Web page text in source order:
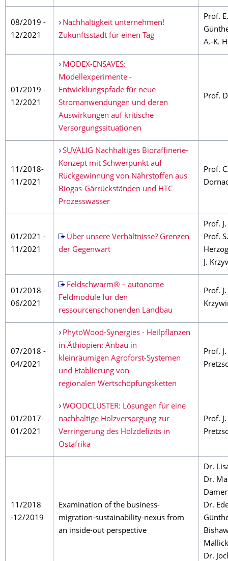
08/2019 -
12/2021
Nachhaltigkeit unternehmen!
Zukunftsstadt für einen Tag
Prof. E.
A.-K.
01/2019 -
12/2021
MODEX-ENSAVES:
Modellexperimente -
Entwicklungspfade für neue
Stromanwendungen und deren
Auswirkungen auf kritische
Versorgungssituationen
Prof.
11/2018-
11/2021
SUVALIG Nachhaltiges Bioraffinerie-
Konzept mit Schwerpunkt auf
Rückgewinnung von Nährstoffen aus
Biogas-Gärrückständen und HTC-
Prozesswasser
Prof.
01/2021 -
11/2021
Über unsere Verhältnisse? Grenzen
der Gegenwart
Prof.
Prof. S.
J.
01/2018 -
06/2021
Feldschwarm® – autonome
Feldmodule für den
ressourcenschonenden Landbau
Prof. J.
07/2018 -
04/2021
PhytoWood-Synergies - Heilpflanzen
in Äthiopien: Anbau in
kleinräumigen Agroforst-Systemen
und Etablierung von
regionalen Wertschöpfungsketten
Prof. J.
01/2017-
01/2021
WOODCLUSTER: Lösungen für eine
nachhaltige Holzversorgung zur
Verringerung des Holzdefizits in
Ostafrika
Prof. J.
11/2018
-12/2019
Examination of the business-
migration-sustainability-nexus from
an inside-out perspective
Dr.
Dr.
Dr.
Dr.